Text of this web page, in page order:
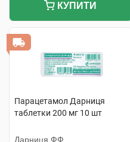
КУПИТИ
Парацетамол Дарниця
таблетки 200 мг 10 шт
Дарниця ФФ